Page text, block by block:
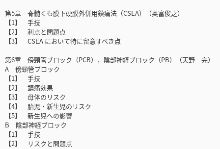
第5章 脊髄くも膜下硬膜外併用鎮痛法（CSEA）（奥富俊之）
【1】 手技
【2】 利点と問題点
【3】 CSEA において特に留意すべき点
第6章 傍頸管ブロック（PCB），陰部神経ブロック（PB）（天野 完）
A 傍頸管ブロック
【1】 手技
【2】 鎮痛効果
【3】 母体のリスク
【4】 胎児・新生児のリスク
【5】 新生児への影響
B 陰部神経ブロック
【1】 手技
【2】 リスクと問題点